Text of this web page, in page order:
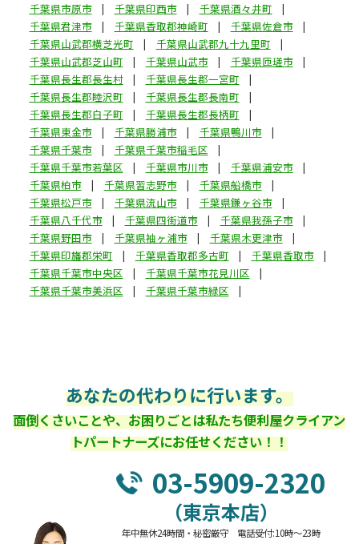
千葉県市原市
千葉県印西市
千葉県酒々井町
千葉県君津市
千葉県香取郡神崎町
千葉県佐倉市
千葉県山武郡横芝光町
千葉県山武郡九十九里町
千葉県山武郡芝山町
千葉県山武市
千葉県匝瑳市
千葉県長生郡長生村
千葉県長生郡一宮町
千葉県長生郡睦沢町
千葉県長生郡長南町
千葉県長生郡白子町
千葉県長生郡長柄町
千葉県東金市
千葉県勝浦市
千葉県鴨川市
千葉県千葉市
千葉県千葉市稲毛区
千葉県千葉市若葉区
千葉県市川市
千葉県浦安市
千葉県柏市
千葉県習志野市
千葉県船橋市
千葉県松戸市
千葉県流山市
千葉県鎌ヶ谷市
千葉県八千代市
千葉県四街道市
千葉県我孫子市
千葉県野田市
千葉県袖ヶ浦市
千葉県木更津市
千葉県印旛郡栄町
千葉県香取郡多古町
千葉県香取市
千葉県千葉市中央区
千葉県千葉市花見川区
千葉県千葉市美浜区
千葉県千葉市緑区
あなたの代わりに行います。
面倒くさいことや、お困りごとは私たち便利屋クライアン
トパートナーズにお任せください！！
03-5909-2320
（東京本店）
年中無休24時間・秘密厳守 電話受付:10時～23時